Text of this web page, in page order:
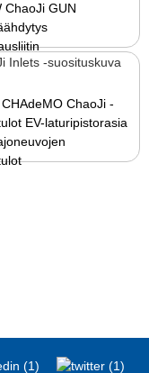
ChaoJi GUN
ChaoJi -
EV-laturipistorasia